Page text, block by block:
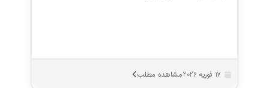
مشاهده مطلب